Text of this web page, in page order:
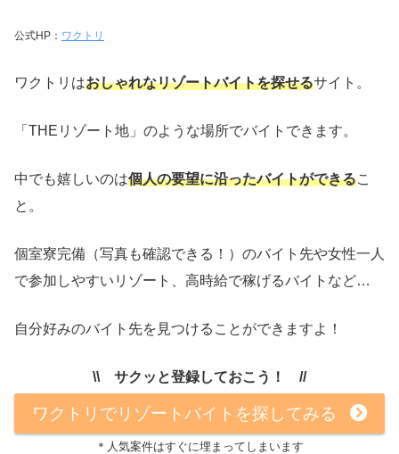
公式HP： ワクトリ
ワクトリはおしゃれなリゾートバイトを探せるサイト。
「THEリゾート地」のような場所でバイトできます。
中でも嬉しいのは個人の要望に沿ったバイトができるこ
と。
個室寮完備（写真も確認できる！）のバイト先や女性一人
で参加しやすいリゾート、高時給で稼げるバイトなど…
自分好みのバイト先を見つけることができますよ！
\\ サクッと登録しておこう！ //
ワクトリでリゾートバイトを探してみる
＊人気案件はすぐに埋まってしまいます